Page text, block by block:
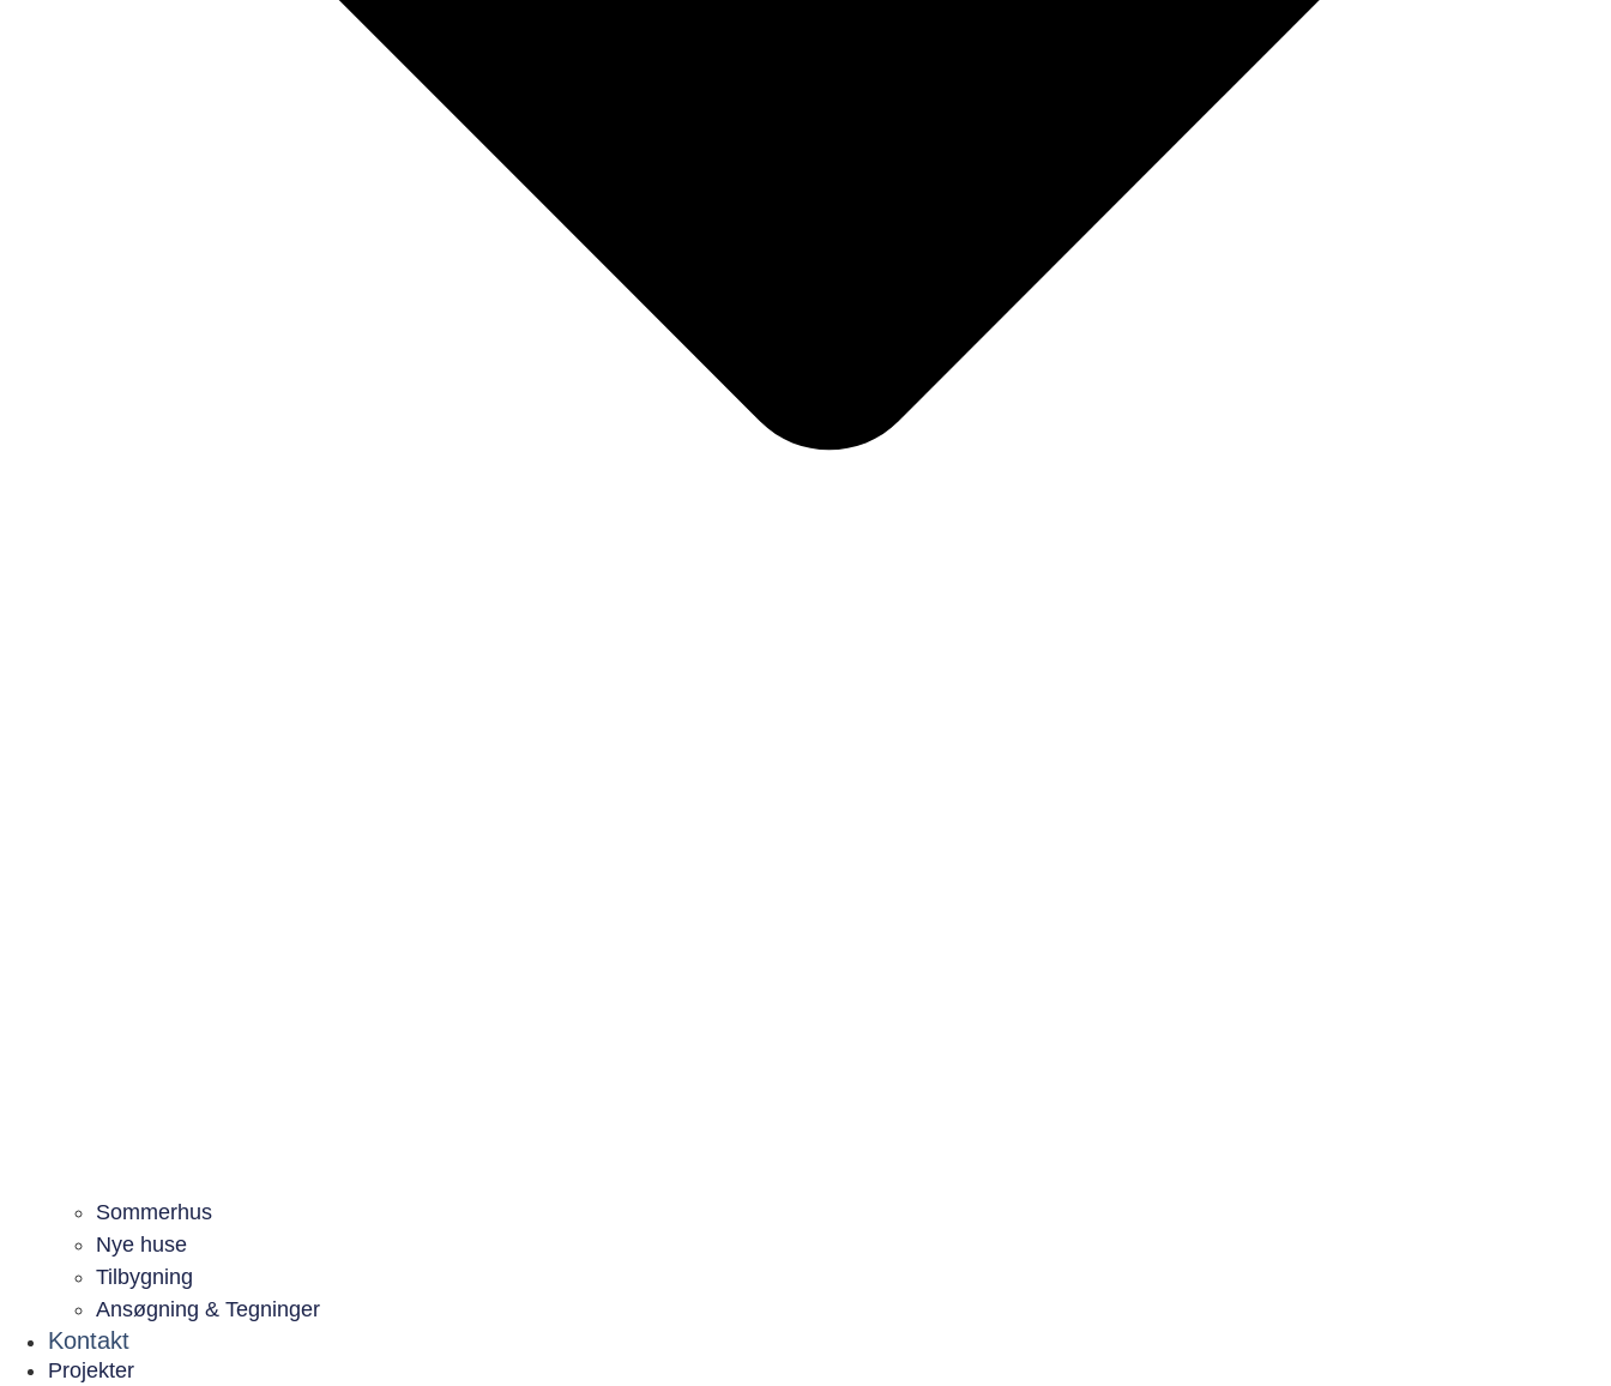
Sommerhus
Nye huse
Tilbygning
Ansøgning & Tegninger
Kontakt
Projekter